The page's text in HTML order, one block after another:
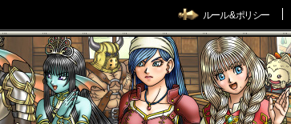
ルール & ポリシー